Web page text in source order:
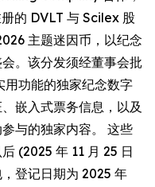
的 DVLT 与 Scilex 股
主题迷因币，以纪念
。该分发须经董事会批
用功能的独家纪念数字
嵌入式票务信息，以及
与的独家内容。 这些
(2025 年 11 月 25 日
登记日期为 2025 年